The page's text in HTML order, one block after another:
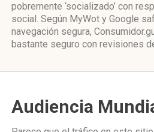
pobremente ‘socializado’ con
social. Según MyWot y Google
navegación segura,
bastante seguro con revisiones
Audiencia